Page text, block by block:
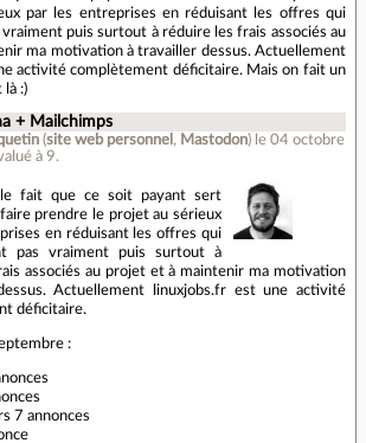
par les entreprises en réduisant les offres qui
puis surtout à réduire les frais associés au
ma motivation à travailler dessus. Actuellement
activité complètement déficitaire. Mais on fait un
là :)
+ Mailchimps
(site web personnel , Mastodon) le 04 octobre
à 9.
le fait que ce soit payant sert
prendre le projet au sérieux
en réduisant les offres qui
pas vraiment puis surtout à
associés au projet et à maintenir ma motivation
Actuellement linuxjobs.fr est une activité
déficitaire.
:
7 annonces